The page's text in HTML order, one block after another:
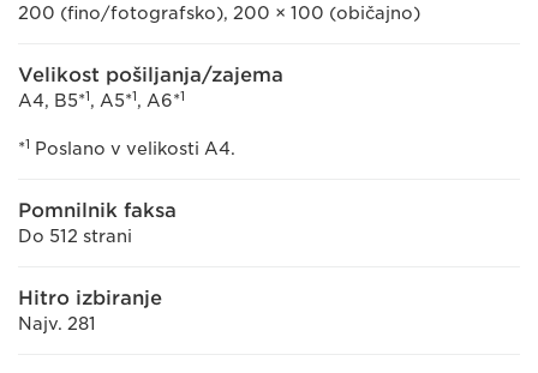
200 (fino/fotografsko), 200 × 100 (običajno)
Velikost pošiljanja/zajema
A4, B5*1, A5*1, A6*1
*1 Poslano v velikosti A4.
Pomnilnik faksa
Do 512 strani
Hitro izbiranje
Najv. 281